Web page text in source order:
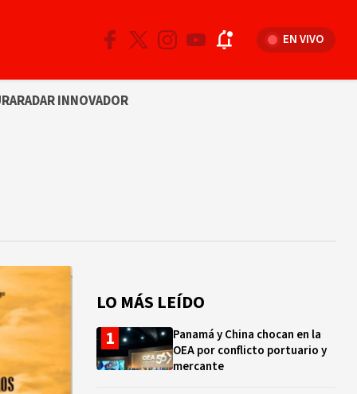
EN VIVO
RADAR INNOVADOR
LO MÁS LEÍDO
Panamá y China chocan en la
OEA por conflicto portuario y
mercante